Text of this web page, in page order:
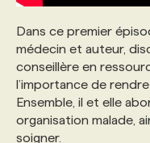
PROGRAMMES
FAQ
ANNONCEZ
Dans ce premier
médecin et auteur,
conseillère en
l’importance de
Ensemble, il et elle
organisation malade,
soigner.